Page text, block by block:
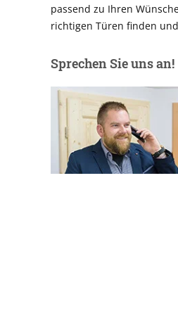
passend zu Ihren
richtigen Türen finden
Sprechen Sie uns an!